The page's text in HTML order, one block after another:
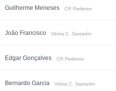
Guilherme Meneses CR Piedense
João Francisco Vitória C. Santarém
Edgar Gonçalves CR Piedense
Bernardo Garcia Vitória C. Santarém